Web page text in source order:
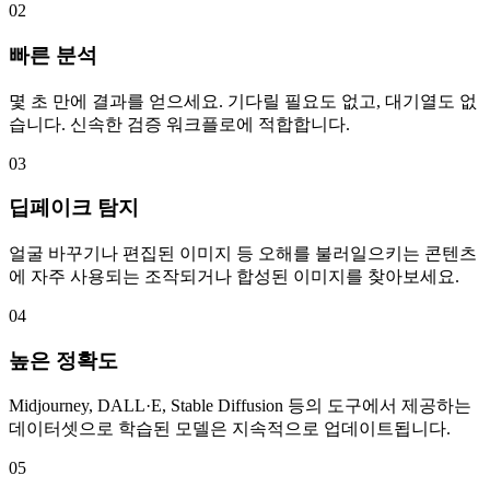
02
빠른 분석
몇 초 만에 결과를 얻으세요. 기다릴 필요도 없고, 대기열도 없
습니다. 신속한 검증 워크플로에 적합합니다.
03
딥페이크 탐지
얼굴 바꾸기나 편집된 이미지 등 오해를 불러일으키는 콘텐츠
에 자주 사용되는 조작되거나 합성된 이미지를 찾아보세요.
04
높은 정확도
Midjourney, DALL·E, Stable Diffusion 등의 도구에서 제공하는
데이터셋으로 학습된 모델은 지속적으로 업데이트됩니다.
05